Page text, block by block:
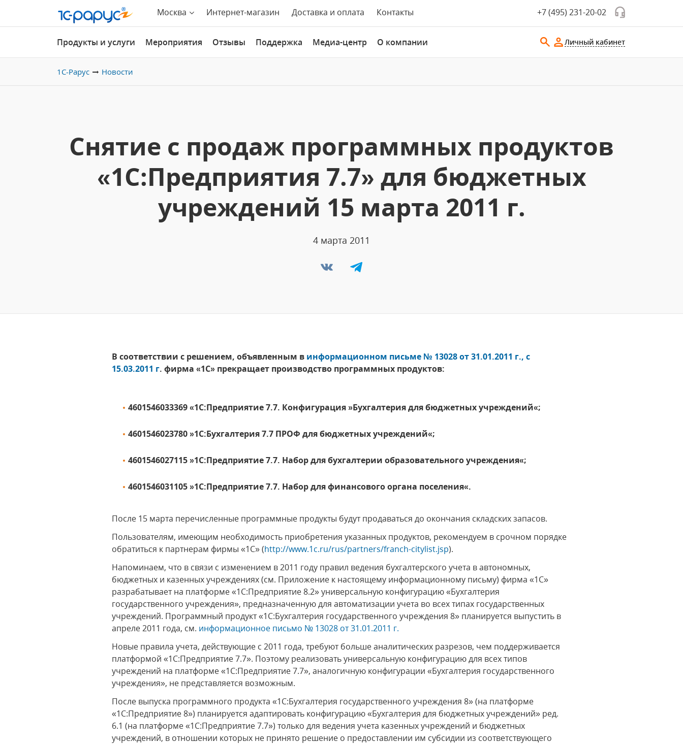
Москва Интернет-магазин Доставка и оплата Контакты +7 (495) 231-20-02
Продукты и услуги Мероприятия Отзывы Поддержка Медиа-центр О компании Личный кабинет
1С-Рарус Новости
Снятие с продаж программных продуктов
«1С:Предприятия 7.7» для бюджетных
учреждений 15 марта 2011 г.
4 марта 2011
В соответствии с решением, объявленным в информационном письме № 13028 от 31.01.2011 г., с
15.03.2011 г. фирма «1С» прекращает производство программных продуктов:
4601546033369 «1С:Предприятие 7.7. Конфигурация »Бухгалтерия для бюджетных учреждений«;
4601546023780 »1С:Бухгалтерия 7.7 ПРОФ для бюджетных учреждений«;
4601546027115 »1С:Предприятие 7.7. Набор для бухгалтерии образовательного учреждения«;
4601546031105 »1С:Предприятие 7.7. Набор для финансового органа поселения«.
После 15 марта перечисленные программные продукты будут продаваться до окончания складских запасов.
Пользователям, имеющим необходимость приобретения указанных продуктов, рекомендуем в срочном порядке
обратиться к партнерам фирмы «1С» (http://www.1c.ru/rus/partners/franch-citylist.jsp).
Напоминаем, что в связи с изменением в 2011 году правил ведения бухгалтерского учета в автономных,
бюджетных и казенных учреждениях (см. Приложение к настоящему информационному письму) фирма «1С»
разрабатывает на платформе «1С:Предприятие 8.2» универсальную конфигурацию «Бухгалтерия
государственного учреждения», предназначенную для автоматизации учета во всех типах государственных
учреждений. Программный продукт «1С:Бухгалтерия государственного учреждения 8» планируется выпустить в
апреле 2011 года, см. информационное письмо № 13028 от 31.01.2011 г.
Новые правила учета, действующие с 2011 года, требуют больше аналитических разрезов, чем поддерживается
платформой «1С:Предприятие 7.7». Поэтому реализовать универсальную конфигурацию для всех типов
учреждений на платформе «1С:Предприятие 7.7», аналогичную конфигурации «Бухгалтерия государственного
учреждения», не представляется возможным.
После выпуска программного продукта «1С:Бухгалтерия государственного учреждения 8» (на платформе
«1С:Предприятие 8») планируется адаптировать конфигурацию «Бухгалтерия для бюджетных учреждений» ред.
6.1 (на платформе «1С:Предприятие 7.7») только для ведения учета казенных учреждений и бюджетных
учреждений, в отношении которых не принято решение о предоставлении им субсидии из соответствующего